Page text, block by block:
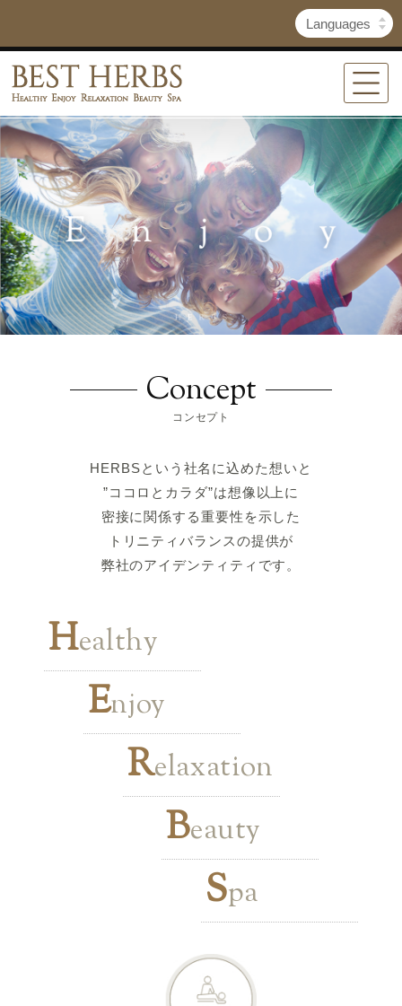
Concept
コンセプト
HERBSという社名に込めた想いと
”ココロとカラダ”は想像以上に
密接に関係する重要性を示した
トリニティバランスの提供が
弊社のアイデンティティです。
Healthy
Enjoy
Relaxation
Beauty
Spa